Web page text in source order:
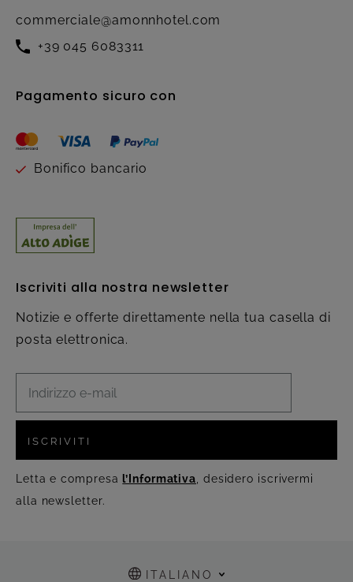
commerciale@amonnhotel.com
+39 045 6083311
Pagamento sicuro con
Bonifico bancario
Iscriviti alla nostra newsletter
Notizie e offerte direttamente nella tua casella di
posta elettronica.
ISCRIVITI
Letta e compresa l’Informativa , desidero iscrivermi
alla newsletter.
ITALIANO